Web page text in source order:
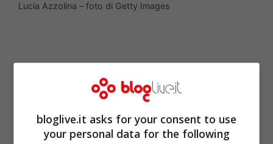
Lucia Azzolina – foto di Getty Images
bloglive.it asks for your consent to use
your personal data for the following